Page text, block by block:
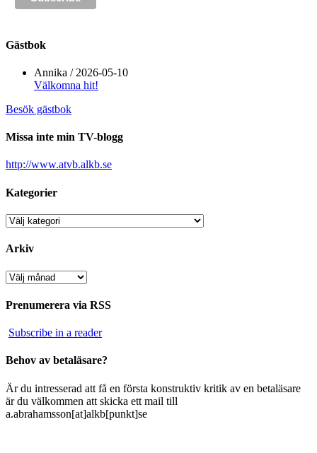
Gästbok
Annika / 2026-05-10
Välkomna hit!
Besök gästbok
Missa inte min TV-blogg
http://www.atvb.alkb.se
Kategorier
Kategorier
Arkiv
Arkiv
Prenumerera via RSS
Subscribe in a reader
Behov av betaläsare?
Är du intresserad att få en första konstruktiv kritik av en betaläsare
är du välkommen att skicka ett mail till
a.abrahamsson[at]alkb[punkt]se